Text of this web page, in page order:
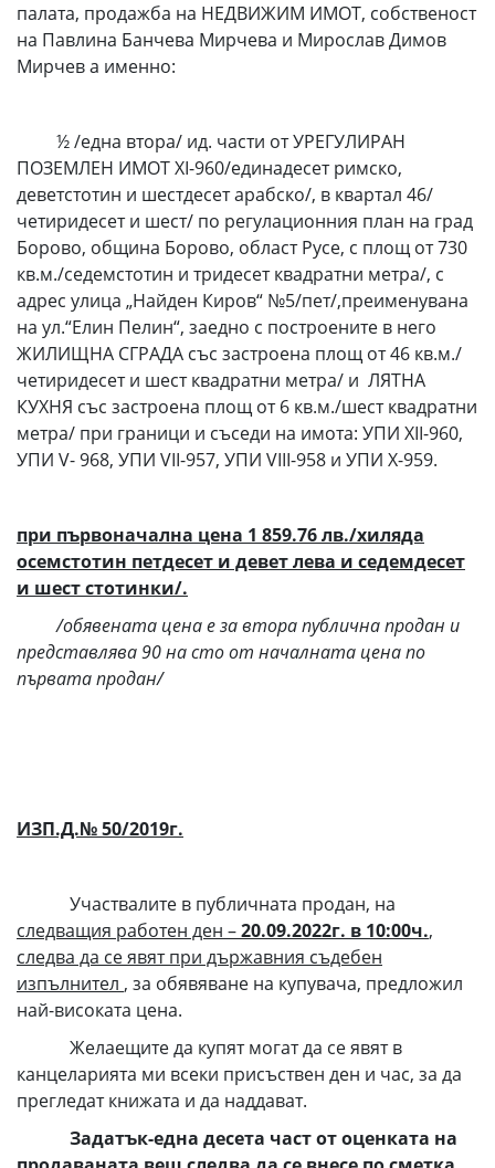
палата, продажба на НЕДВИЖИМ ИМОТ, собственост
на Павлина Банчева Мирчева и Мирослав Димов
Мирчев а именно:
½ /една втора/ ид. части от УРЕГУЛИРАН
ПОЗЕМЛЕН ИМОТ ХI-960/единадесет римско,
деветстотин и шестдесет арабско/, в квартал 46/
четиридесет и шест/ по регулационния план на град
Борово, община Борово, област Русе, с площ от 730
кв.м./седемстотин и тридесет квадратни метра/, с
адрес улица „Найден Киров“ №5/пет/,преименувана
на ул.“Елин Пелин“, заедно с построените в него
ЖИЛИЩНА СГРАДА със застроена площ от 46 кв.м./
четиридесет и шест квадратни метра/ и ЛЯТНА
КУХНЯ със застроена площ от 6 кв.м./шест квадратни
метра/ при граници и съседи на имота: УПИ ХII-960,
УПИ V- 968, УПИ VII-957, УПИ VIII-958 и УПИ X-959.
при първоначална цена 1 859.76 лв./хиляда
осемстотин петдесет и девет лева и седемдесет
и шест стотинки/.
/обявената цена е за втора публична продан и
представлява 90 на сто от началната цена по
първата продан/
ИЗП.Д.№ 50/2019г.
Участвалите в публичната продан, на
следващия работен ден –20.09.2022г. в 10:00ч.,
следва да се явят при държавния съдебен
изпълнител , за обявяване на купувача, предложил
най-високата цена.
Желаещите да купят могат да се явят в
канцеларията ми всеки присъствен ден и час, за да
прегледат книжата и да наддават.
Задатък-една десета част от оценката на